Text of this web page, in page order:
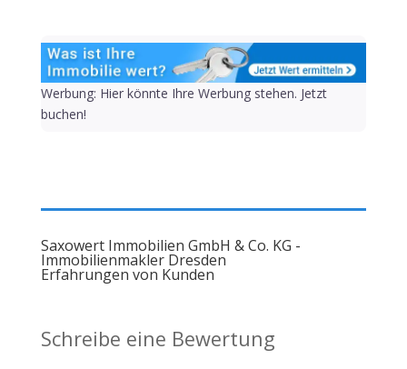
Werbung: Hier könnte Ihre Werbung stehen. Jetzt
buchen!
Saxowert Immobilien GmbH & Co. KG -
Immobilienmakler Dresden
Erfahrungen von Kunden
Schreibe eine Bewertung